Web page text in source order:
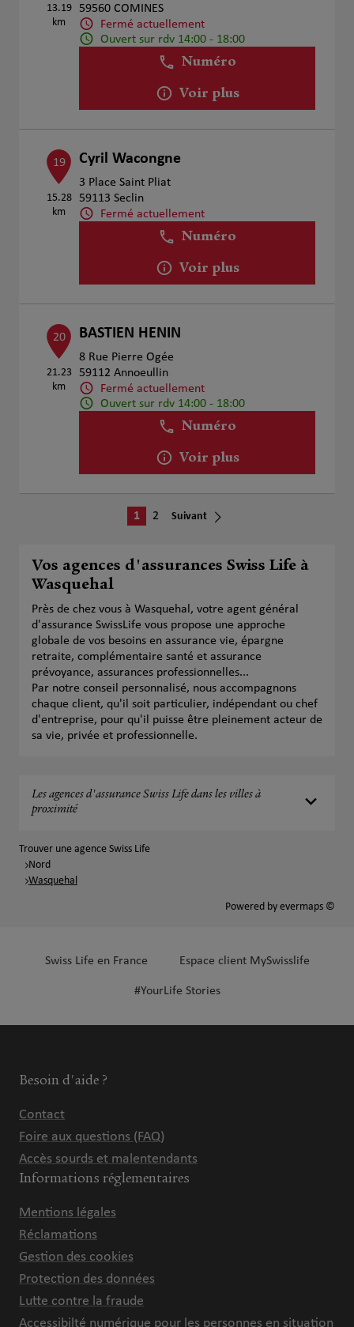
13.19
km
59560 COMINES
Fermé actuellement
Ouvert sur rdv 14:00 - 18:00
Numéro
Voir plus
19
15.28
km
Cyril Wacongne
3 Place Saint Pliat
59113 Seclin
Fermé actuellement
Numéro
Voir plus
20
21.23
km
BASTIEN HENIN
8 Rue Pierre Ogée
59112 Annoeullin
Fermé actuellement
Ouvert sur rdv 14:00 - 18:00
Numéro
Voir plus
1 2 Suivant
Vos agences d'assurances Swiss Life à
Wasquehal
Près de chez vous à Wasquehal, votre agent général
d'assurance SwissLife vous propose une approche
globale de vos besoins en assurance vie, épargne
retraite, complémentaire santé et assurance
prévoyance, assurances professionnelles...
Par notre conseil personnalisé, nous accompagnons
chaque client, qu'il soit particulier, indépendant ou chef
d'entreprise, pour qu'il puisse être pleinement acteur de
sa vie, privée et professionnelle.
Les agences d'assurance Swiss Life dans les villes à
proximité
Trouver une agence Swiss Life
Nord
Wasquehal
Powered by evermaps ©
Swiss Life en France Espace client MySwisslife
#YourLife Stories
Besoin d'aide ?
Contact
Foire aux questions (FAQ)
Accès sourds et malentendants
Informations réglementaires
Mentions légales
Réclamations
Gestion des cookies
Protection des données
Lutte contre la fraude
Accessibilté numérique pour les personnes en situation